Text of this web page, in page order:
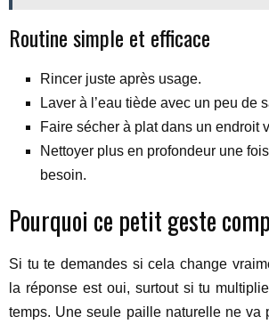
Routine simple et efficace
Rincer juste après usage.
Laver à l’eau tiède avec un peu de
Faire sécher à plat dans un endroit
Nettoyer plus en profondeur une
besoin.
Pourquoi ce petit geste
Si tu te demandes si cela change
la réponse est oui, surtout si tu
temps. Une seule paille naturelle ne va